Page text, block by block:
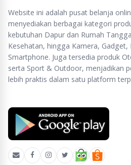
Website ini adalah pusat belanja
menyediakan berbagai kategori
kebutuhan Dapur dan Rumah
Kesehatan, hingga Kamera, Gadget,
Smartphone. Juga tersedia produk
serta Sport & Outdoor, menjadikan
lebih praktis dalam satu platform